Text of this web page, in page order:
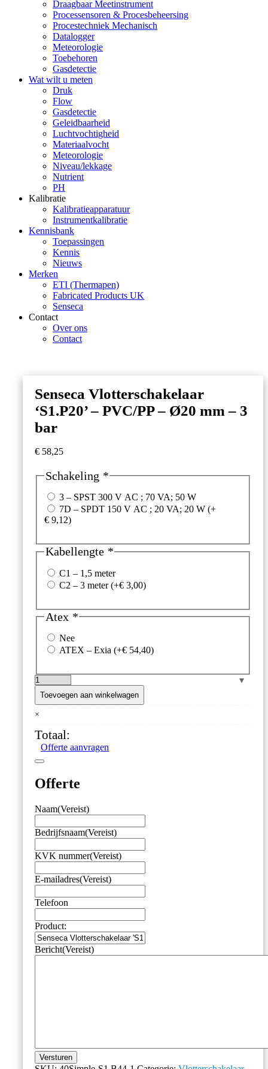
Draagbaar Meetinstrument
Processensoren & Procesbeheersing
Procestechniek Mechanisch
Datalogger
Meteorologie
Toebehoren
Gasdetectie
Wat wilt u meten
Druk
Flow
Gasdetectie
Geleidbaarheid
Luchtvochtigheid
Materiaalvocht
Meteorologie
Niveau/lekkage
Nutrient
PH
Kalibratie
Kalibratieapparatuur
Instrumentkalibratie
Kennisbank
Toepassingen
Kennis
Nieuws
Merken
ETI (Thermapen)
Fabricated Products UK
Senseca
Contact
Over ons
Contact
Senseca Vlotterschakelaar
‘S1.P20’ – PVC/PP – Ø20 mm – 3
bar
€ 58,25
Schakeling *
3 – SPST 300 V AC ; 70 VA; 50 W
7D – SPDT 150 V AC ; 20 VA; 20 W (+
€ 9,12)
Kabellengte *
C1 – 1,5 meter
C2 – 3 meter(+€ 3,00)
Atex *
Nee
ATEX – Exia (+€ 54,40)
Senseca
Vlotterschakelaar
'S1.P20'
–
–
Ø20
mm
3
Toevoegen aan winkelwagen
×
Totaal:
Offerte aanvragen
Offerte
Naam(Vereist)
Bedrijfsnaam(Vereist)
KVK nummer(Vereist)
E-mailadres(Vereist)
Telefoon
Product:
Bericht(Vereist)
Versturen